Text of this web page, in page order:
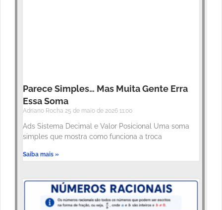
Parece Simples… Mas Muita Gente Erra
Essa Soma
Adriano Rocha 25 de maio de 2026 11:00
Ads Sistema Decimal e Valor Posicional Uma soma
simples que mostra como funciona a troca
Saiba mais »